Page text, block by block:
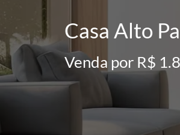
Casa Alto
Venda por R$